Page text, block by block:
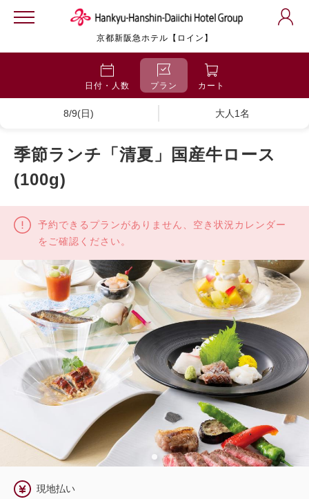
京都新阪急ホテル【ロイン】
日付・人数 プラン カート
8/9(日) 大人1名
季節ランチ「清夏」国産牛ロース
(100g)
予約できるプランがありません、空き状況カレンダー
をご確認ください。
現地払い